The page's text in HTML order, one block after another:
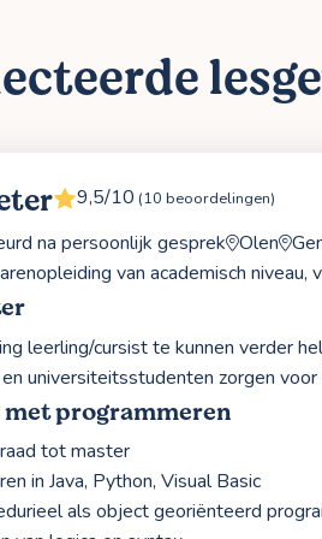
9,5/10 (10 beoordelingen)
na persoonlijk gesprek Olen
van academisch niveau,
leerling/cursist te kunnen verder
universiteitsstudenten zorgen
programmeren
tot master
in Java, Python, Visual Basic
als object georiënteerd